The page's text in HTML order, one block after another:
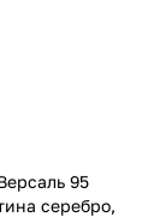
95
серебро,